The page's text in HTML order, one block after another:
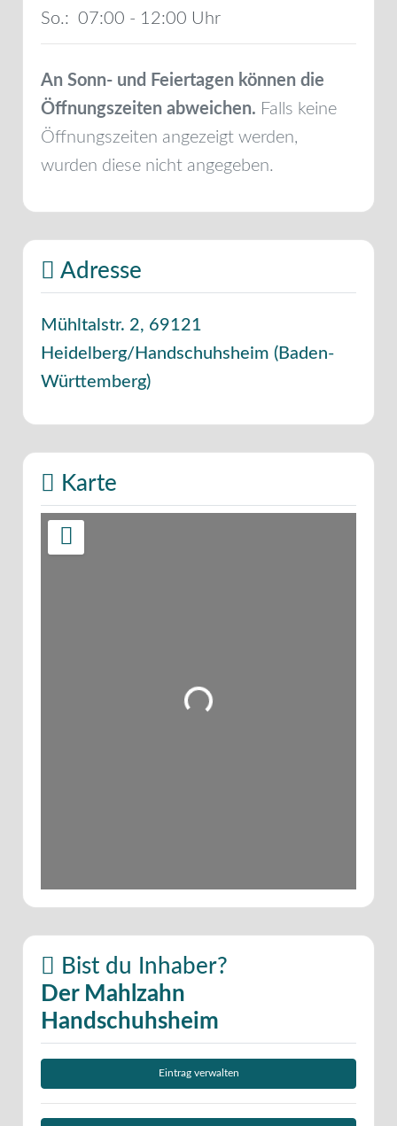
So.: 07:00 - 12:00
An Sonn- und Feiertagen können die
Öffnungszeiten abweichen. Falls keine
Öffnungszeiten angezeigt werden,
wurden diese nicht angegeben.
Adresse
Mühltalstr. 2, 69121
Heidelberg/Handschuhsheim (Baden-
Württemberg)
Karte
Wird geladen …
Bist du Inhaber?
Der Mahlzahn
Handschuhsheim
Eintrag verwalten